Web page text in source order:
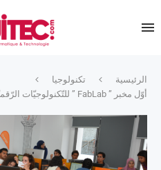
الرئيسية
تكنولوجيا
أوّل مخبر ” FabLab ” للتّكنولوجيّات الرّقميّة في تونس :